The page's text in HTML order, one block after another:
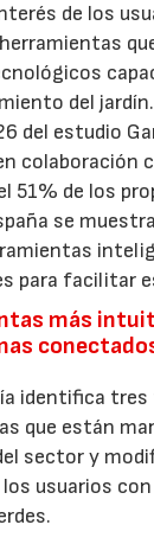
de los
del
del estudio
colaboración
51% de los
se
para facilitar
más
identifica
que están
sector y
usuarios